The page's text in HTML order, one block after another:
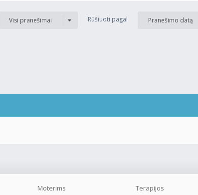
Visi pranešimai Rūšiuoti pagal Pranešimo datą
Moterims
Terapijos